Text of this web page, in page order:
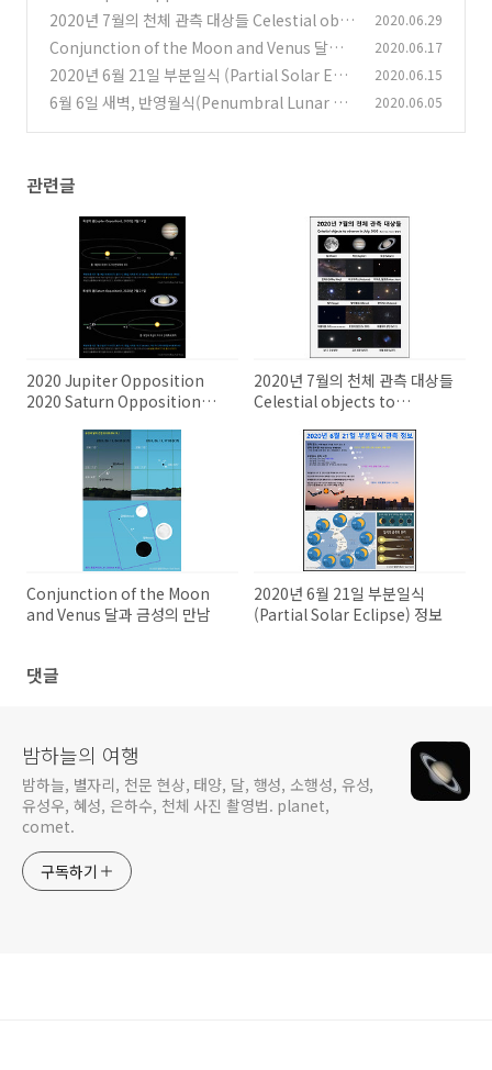
osition 2020 목성의 충 2020 토성의 충 (0)
2020년 7월의 천체 관측 대상들 Celestial obje
cts to observe in July 2020 (0)
2020.06.29
Conjunction of the Moon and Venus 달과
금성의 만남
(0)
2020.06.17
2020년 6월 21일 부분일식 (Partial Solar Ecli
pse) 정보 (0)
2020.06.15
6월 6일 새벽, 반영월식(Penumbral Lunar Ecl
2020.06.05
관련글
2020 Jupiter Opposition
2020 Saturn Opposition
2020년 7월의 천체 관측 대상들
Celestial objects to
Conjunction of the Moon
and Venus 달과 금성의 만남
2020년 6월 21일 부분일식
(Partial Solar Eclipse) 정보
댓글
밤하늘의 여행
밤하늘, 별자리, 천문 현상, 태양, 달, 행성, 소행성, 유성,
유성우, 혜성, 은하수, 천체 사진 촬영법. planet,
comet.
구독하기